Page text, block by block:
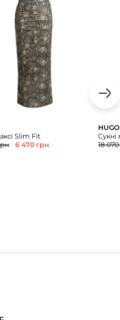
Slim Fit
6 470 грн
HUGO
Сукні
18